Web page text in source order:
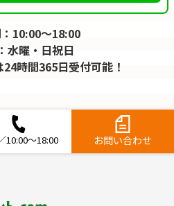
10:00～18:00
水曜・日祝日
時間365日受付可能！
10:00～18:00 お問い合わせ